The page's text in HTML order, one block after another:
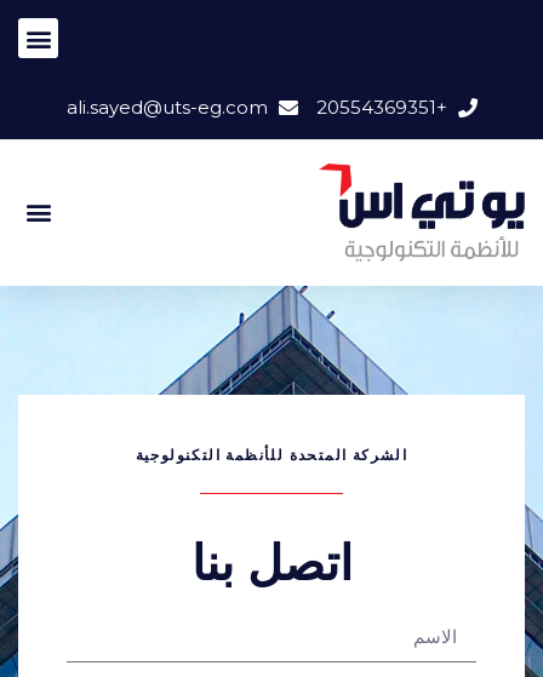
+20554369351
ali.sayed@uts-eg.com
الشركة المتحدة للأنظمة التكنولوجية
اتصل بنا